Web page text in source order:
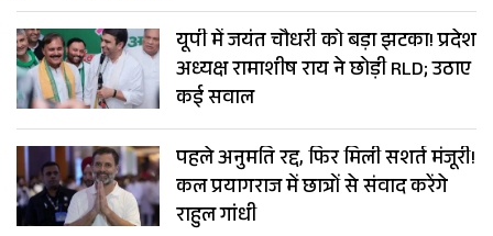
यूपी में जयंत चौधरी को बड़ा झटका! प्रदेश
अध्यक्ष रामाशीष राय ने छोड़ी RLD; उठाए
कई सवाल
पहले अनुमति रद्द, फिर मिली सशर्त मंजूरी!
कल प्रयागराज में छात्रों से संवाद करेंगे
राहुल गांधी